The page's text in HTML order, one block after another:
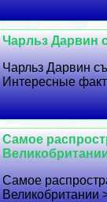
Чарльз Дарвин
Чарльз Дарвин
Интересные
Самое
Самое
Великобритании